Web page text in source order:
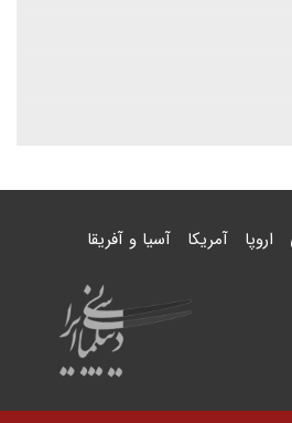
اروپا آمریکا آسیا و آفریقا